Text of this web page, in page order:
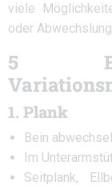
viele
oder
5
1. Plank
Bein
Im
Seitplank,